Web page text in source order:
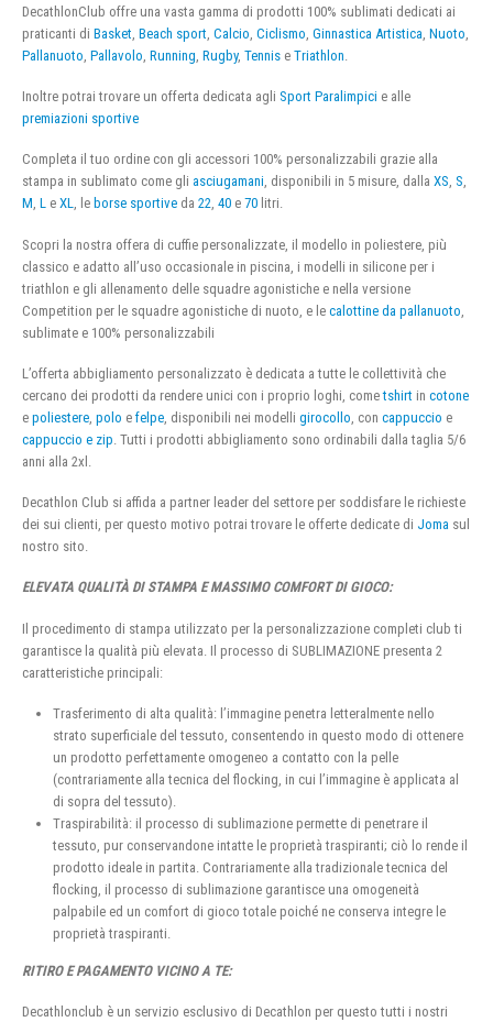
DecathlonClub offre una vasta gamma di prodotti 100% sublimati dedicati ai
praticanti di Basket Beach sport Calcio Ciclismo Ginnastica Artistica Nuoto
Pallanuoto Pallavolo Running Rugby, Tennis e Triathlon
Inoltre potrai trovare un offerta dedicata agli Sport Paralimpici e alle
premiazioni sportive
Completa il tuo ordine con gli accessori 100% personalizzabili grazie alla
stampa in sublimato come gli asciugamani, disponibili in 5 misure, dalla XS, S,
M, L e XL, le borse sportive da 22, 40 e 70 litri.
Scopri la nostra offera di cuffie personalizzate, il modello in poliestere, più
classico e adatto all’uso occasionale in piscina, i modelli in silicone per i
triathlon e gli allenamento delle squadre agonistiche e nella versione
Competition per le squadre agonistiche di nuoto, e le calottine da pallanuoto
sublimate e 100% personalizzabili
L’offerta abbigliamento personalizzato è dedicata a tutte le collettività che
cercano dei prodotti da rendere unici con i proprio loghi, cometshirt in cotone
e poliestere polo e felpe , disponibili nei modelli girocollo , con cappuccio e
cappuccio e zip . Tutti i prodotti abbigliamento sono ordinabili dalla taglia 5/6
anni alla 2xl.
Decathlon Club si affida a partner leader del settore per soddisfare le richieste
dei sui clienti, per questo motivo potrai trovare le offerte dedicate di Joma sul
nostro sito.
ELEVATA QUALITÀ DI STAMPA E MASSIMO COMFORT DI GIOCO:
Il procedimento di stampa utilizzato per la personalizzazione completi club ti
garantisce la qualità più elevata. Il processo di SUBLIMAZIONE presenta 2
caratteristiche principali:
Trasferimento di alta qualità: l’immagine penetra letteralmente nello
strato superficiale del tessuto, consentendo in questo modo di ottenere
un prodotto perfettamente omogeneo a contatto con la pelle
(contrariamente alla tecnica del flocking, in cui l’immagine è applicata al
di sopra del tessuto).
Traspirabilità: il processo di sublimazione permette di penetrare il
tessuto, pur conservandone intatte le proprietà traspiranti; ciò lo rende il
prodotto ideale in partita. Contrariamente alla tradizionale tecnica del
flocking, il processo di sublimazione garantisce una omogeneità
palpabile ed un comfort di gioco totale poiché ne conserva integre le
proprietà traspiranti.
RITIRO E PAGAMENTO VICINO A TE:
Decathlonclub è un servizio esclusivo di Decathlon per questo tutti i nostri